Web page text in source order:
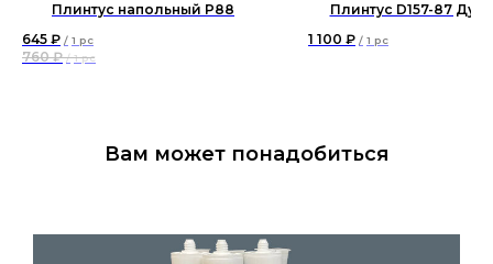
Плинтус напольный P88
645 ₽ / 1 pc
760 ₽ / 1 pc
Плинтус D157-87 Дуб
1 100 ₽ / 1 pc
Вам может понадобиться